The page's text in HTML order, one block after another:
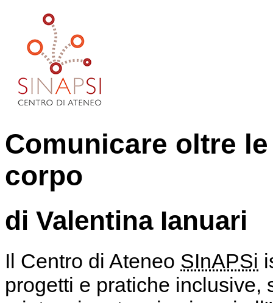
Comunicare oltre
corpo
di Valentina Ianuari
Il Centro di Ateneo SInAPSi
progetti e pratiche inclusive,